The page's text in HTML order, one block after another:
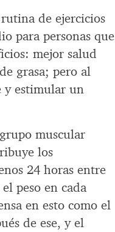
de ejercicios
para personas que
mejor salud
grasa; pero al
y estimular un
muscular
los
24 horas entre
peso en cada
en esto como el
de ese, y el